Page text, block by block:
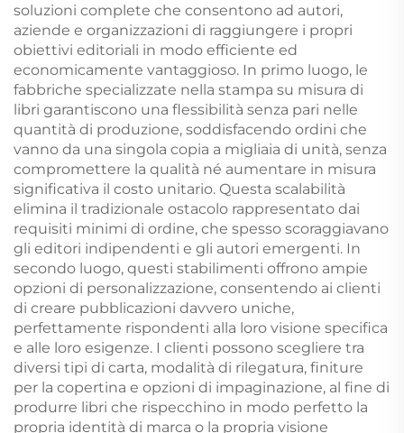
soluzioni complete che consentono ad autori,
aziende e organizzazioni di raggiungere i propri
obiettivi editoriali in modo efficiente ed
economicamente vantaggioso. In primo luogo, le
fabbriche specializzate nella stampa su misura di
libri garantiscono una flessibilità senza pari nelle
quantità di produzione, soddisfacendo ordini che
vanno da una singola copia a migliaia di unità, senza
compromettere la qualità né aumentare in misura
significativa il costo unitario. Questa scalabilità
elimina il tradizionale ostacolo rappresentato dai
requisiti minimi di ordine, che spesso scoraggiavano
gli editori indipendenti e gli autori emergenti. In
secondo luogo, questi stabilimenti offrono ampie
opzioni di personalizzazione, consentendo ai clienti
di creare pubblicazioni davvero uniche,
perfettamente rispondenti alla loro visione specifica
e alle loro esigenze. I clienti possono scegliere tra
diversi tipi di carta, modalità di rilegatura, finiture
per la copertina e opzioni di impaginazione, al fine di
produrre libri che rispecchino in modo perfetto la
propria identità di marca o la propria visione